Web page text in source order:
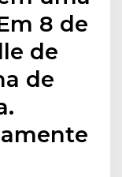
8 de
de
de